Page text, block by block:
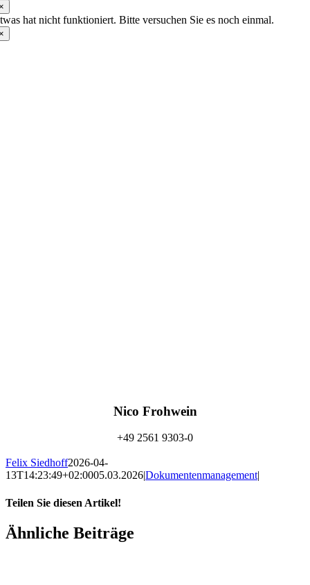
hat nicht funktioniert. Bitte versuchen Sie es noch einmal.
Nico Frohwein
+49 2561 9303-0
Felix Siedhoff2026-04-
13T14:23:49+02:0005.03.2026|Dokumentenmanagement|
Teilen Sie diesen Artikel!
Facebook
X
Reddit
LinkedIn
WhatsApp
Xing
E-
Mail
Ähnliche Beiträge